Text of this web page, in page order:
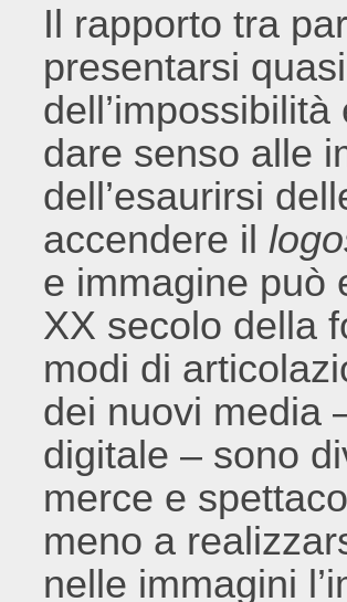
Il rapporto tra
presentarsi
dare senso alle
dell’esaurirsi
accendere il
e immagine può
XX secolo della
modi di
dei nuovi media
digitale – sono
merce e
meno a
nelle immagini